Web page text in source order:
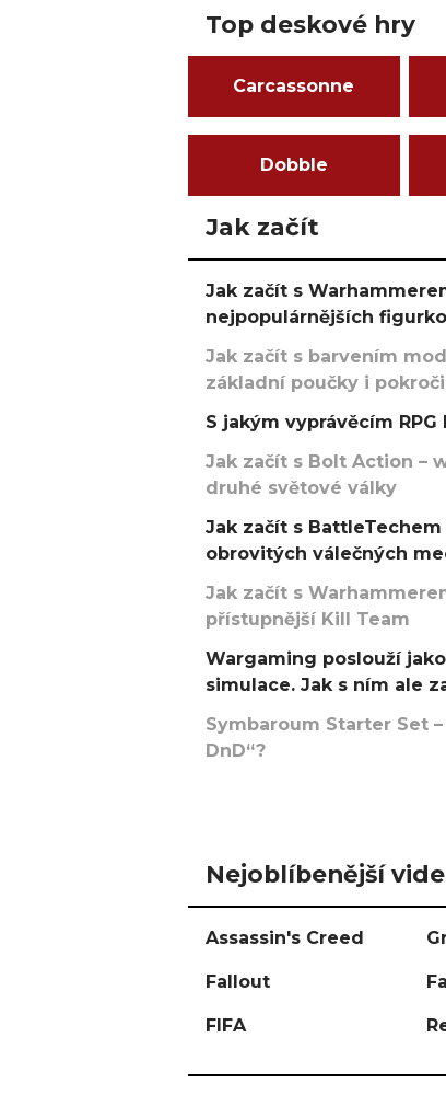
Top deskové hry
Carcassonne
Dobble
Jak začít
Jak začít s
nejpopulárnějších
Jak začít s barvením
základní poučky i
S jakým vyprávěcím
Jak začít s Bolt Action –
druhé světové války
Jak začít s
obrovitých válečných
Jak začít s
přístupnější Kill Team
Wargaming poslouží
simulace. Jak s ním ale
Symbaroum Starter Set
DnD“?
Nejoblíbenější
Assassin's Creed
Fallout
FIFA